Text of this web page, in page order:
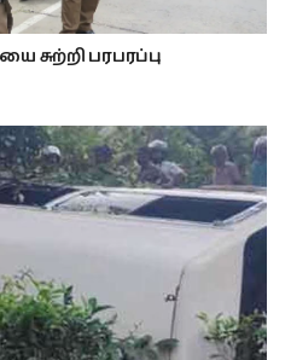
சுற்றி பரபரப்பு